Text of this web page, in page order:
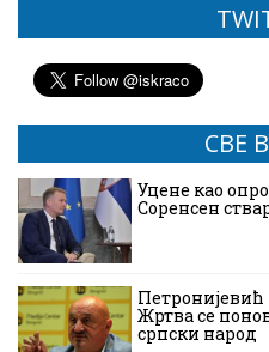
СВЕ
Уцене као
Соренсен
Жртва се
српски народ